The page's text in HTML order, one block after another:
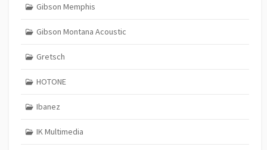
Gibson Memphis
Gibson Montana Acoustic
Gretsch
HOTONE
Ibanez
IK Multimedia